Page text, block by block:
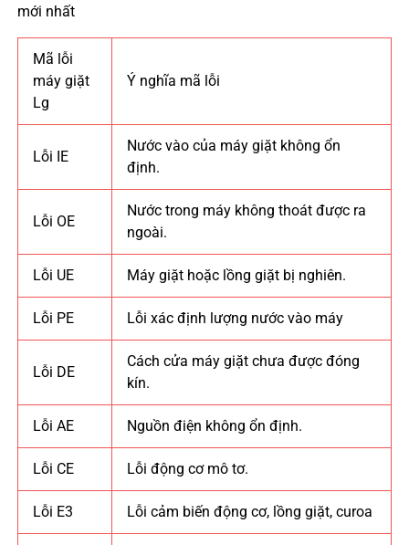
mới nhất
Mã lỗi
máy giặt
Lg
Ý nghĩa mã lỗi
Lỗi IE
Nước vào của máy giặt không ổn
định.
Lỗi OE
Nước trong máy không thoát được ra
ngoài.
Lỗi UE Máy giặt hoặc lồng giặt bị nghiên.
Lỗi PE Lỗi xác định lượng nước vào máy
Lỗi DE
Cách cửa máy giặt chưa được đóng
kín.
Lỗi AE Nguồn điện không ổn định.
Lỗi CE Lỗi động cơ mô tơ.
Lỗi E3 Lỗi cảm biến động cơ, lồng giặt, curoa